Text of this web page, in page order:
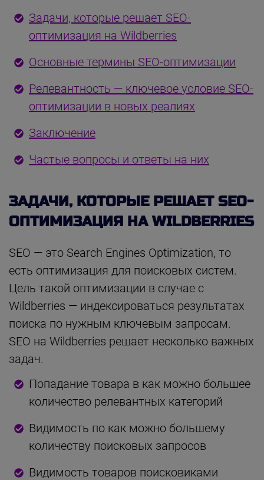
Задачи, которые решает SEO-
оптимизация на Wildberries
Основные термины SEO-оптимизации
Релевантность — ключевое условие SEO-
оптимизации в новых реалиях
Заключение
Частые вопросы и ответы на них
ЗАДАЧИ, КОТОРЫЕ РЕШАЕТ SEO-
ОПТИМИЗАЦИЯ НА WILDBERRIES
SEO — это Search Engines Optimization, то
есть оптимизация для поисковых систем.
Цель такой оптимизации в случае с
Wildberries — индексироваться результатах
поиска по нужным ключевым запросам.
SEO на Wildberries решает несколько важных
задач.
Попадание товара в как можно большее
количество релевантных категорий
Видимость по как можно большему
количеству поисковых запросов
Видимость товаров поисковиками